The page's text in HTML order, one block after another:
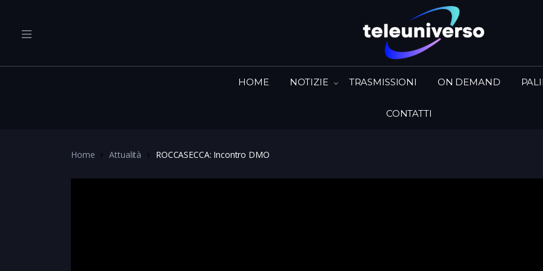
HOME NOTIZIE TRASMISSIONI ON DEMAND
CONTATTI
Home Attualità ROCCASECCA: Incontro DMO